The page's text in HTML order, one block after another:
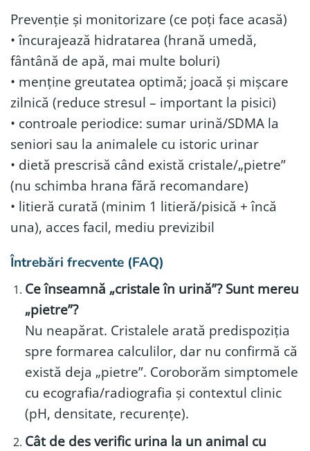
Prevenție și monitorizare (ce poți face acasă)
• încurajează hidratarea (hrană umedă,
fântână de apă, mai multe boluri)
• menține greutatea optimă; joacă și mișcare
zilnică (reduce stresul – important la pisici)
• controale periodice: sumar urină/SDMA la
seniori sau la animalele cu istoric urinar
• dietă prescrisă când există cristale/„pietre”
(nu schimba hrana fără recomandare)
• litieră curată (minim 1 litieră/pisică + încă
una), acces facil, mediu previzibil
Întrebări frecvente (FAQ)
Ce înseamnă „cristale în urină”? Sunt mereu
„pietre”?
Nu neapărat. Cristalele arată predispoziția
spre formarea calculilor, dar nu confirmă că
există deja „pietre”. Coroborăm simptomele
cu ecografia/radiografia și contextul clinic
(pH, densitate, recurențe).
Cât de des verific urina la un animal cu